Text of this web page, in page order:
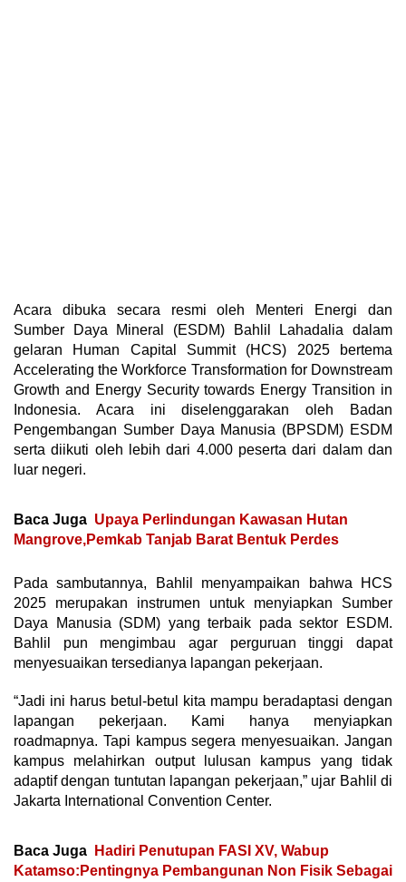
Acara dibuka secara resmi oleh Menteri Energi dan
Sumber Daya Mineral (ESDM) Bahlil Lahadalia dalam
gelaran Human Capital Summit (HCS) 2025 bertema
Accelerating the Workforce Transformation for Downstream
Growth and Energy Security towards Energy Transition in
Indonesia. Acara ini diselenggarakan oleh Badan
Pengembangan Sumber Daya Manusia (BPSDM) ESDM
serta diikuti oleh lebih dari 4.000 peserta dari dalam dan
luar negeri.
Baca Juga Upaya Perlindungan Kawasan Hutan
Mangrove,Pemkab Tanjab Barat Bentuk Perdes
Pada sambutannya, Bahlil menyampaikan bahwa HCS
2025 merupakan instrumen untuk menyiapkan Sumber
Daya Manusia (SDM) yang terbaik pada sektor ESDM.
Bahlil pun mengimbau agar perguruan tinggi dapat
menyesuaikan tersedianya lapangan pekerjaan.
“Jadi ini harus betul-betul kita mampu beradaptasi dengan
lapangan pekerjaan. Kami hanya menyiapkan
roadmapnya. Tapi kampus segera menyesuaikan. Jangan
kampus melahirkan output lulusan kampus yang tidak
adaptif dengan tuntutan lapangan pekerjaan,” ujar Bahlil di
Jakarta International Convention Center.
Baca Juga
Hadiri Penutupan FASI XV, Wabup
Katamso:Pentingnya Pembangunan Non Fisik Sebagai